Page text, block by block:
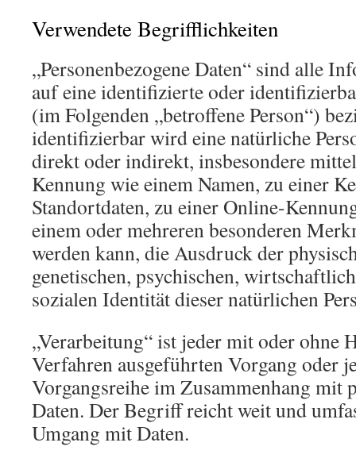
Verwendete Begrifflichkeiten
„Personenbezogene Daten“ sind alle
auf eine identifizierte oder
(im Folgenden „betroffene Person“)
identifizierbar wird eine natürliche
direkt oder indirekt, insbesondere
Kennung wie einem Namen, zu einer
Standortdaten, zu einer Online-
einem oder mehreren besonderen
werden kann, die Ausdruck der
genetischen, psychischen,
sozialen Identität dieser natürlichen
„Verarbeitung“ ist jeder mit oder ohne
Verfahren ausgeführten Vorgang oder
Vorgangsreihe im Zusammenhang mit
Daten. Der Begriff reicht weit und
Umgang mit Daten.